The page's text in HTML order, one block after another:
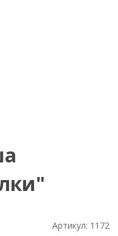
Артикул: 1172